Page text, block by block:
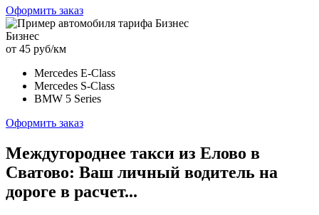
Оформить заказ
Бизнес
от 45 руб/км
Mercedes E-Class
Mercedes S-Class
BMW 5 Series
Оформить заказ
Междугороднее такси из Елово в
Сватово: Ваш личный водитель на
дороге в расчет...